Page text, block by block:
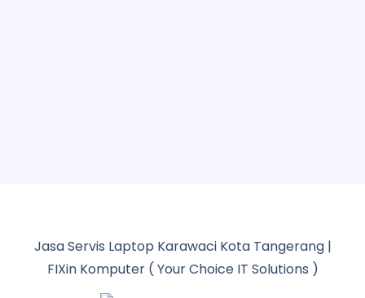
Jasa Servis Laptop Karawaci Kota Tangerang |
FIXin Komputer ( Your Choice IT Solutions )